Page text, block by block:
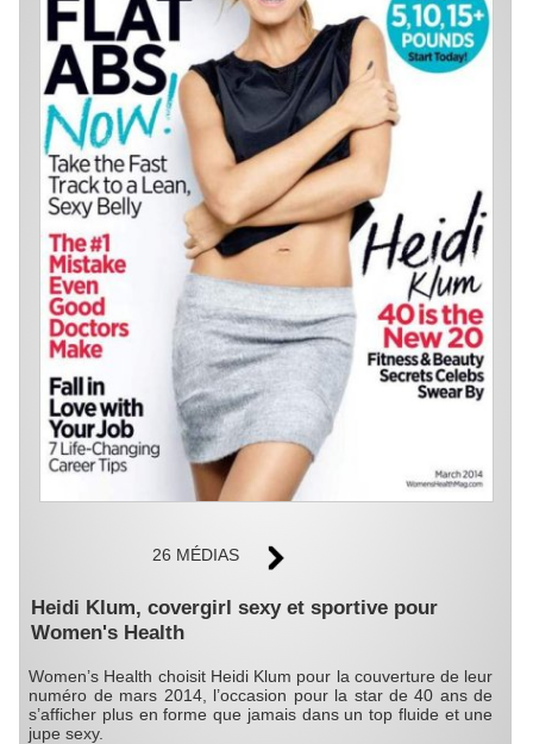
26 MÉDIAS
Heidi Klum, covergirl sexy et sportive pour
Women's Health
Women’s Health choisit Heidi Klum pour la couverture de leur
numéro de mars 2014, l’occasion pour la star de 40 ans de
s’afficher plus en forme que jamais dans un top fluide et une
jupe sexy.